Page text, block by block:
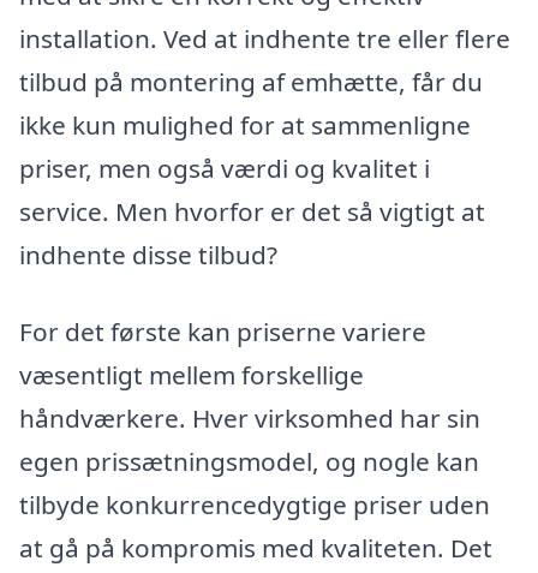
installation. Ved at indhente tre eller flere
tilbud på montering af emhætte, får du
ikke kun mulighed for at sammenligne
priser, men også værdi og kvalitet i
service. Men hvorfor er det så vigtigt at
indhente disse tilbud?
For det første kan priserne variere
væsentligt mellem forskellige
håndværkere. Hver virksomhed har sin
egen prissætningsmodel, og nogle kan
tilbyde konkurrencedygtige priser uden
at gå på kompromis med kvaliteten. Det